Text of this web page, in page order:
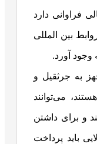
فراوانی دارد
بین المللی
وجود آورد.
به جرثقیل و
می‌توانند
و برای داشتن
باید پرداخت